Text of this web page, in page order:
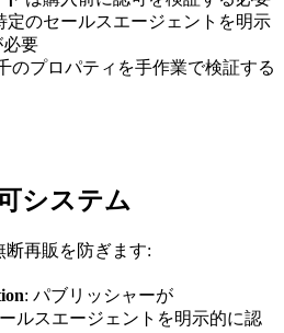
定のセールスエージェントを明示
要
のプロパティを手作業で検証する
システム
断再販を防ぎます:
: パブリッシャーが
ルスエージェントを明示的に認